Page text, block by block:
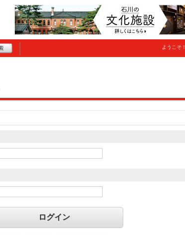
ようこそ！